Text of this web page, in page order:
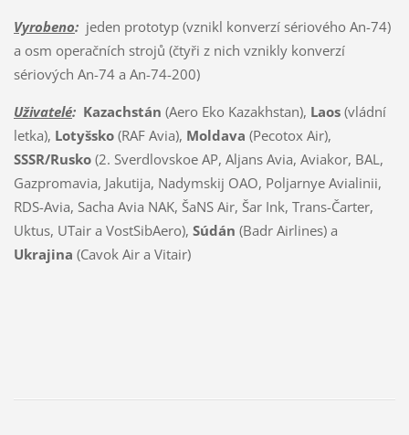
Vyrobeno:jeden prototyp (vznikl konverzí sériového An-74)
a osm operačních strojů (čtyři z nich vznikly konverzí
sériových An-74 a An-74-200)
Uživatelé: Kazachstán (Aero Eko Kazakhstan), Laos (vládní
letka), Lotyšsko (RAF Avia), Moldava (Pecotox Air),
SSSR/Rusko(2. Sverdlovskoe AP, Aljans Avia, Aviakor, BAL,
Gazpromavia, Jakutija, Nadymskij OAO, Poljarnye Avialinii,
RDS-Avia, Sacha Avia NAK, ŠaNS Air, Šar Ink, Trans-Čarter,
Uktus, UTair a VostSibAero), Súdán (Badr Airlines) a
Ukrajina (Cavok Air a Vitair)